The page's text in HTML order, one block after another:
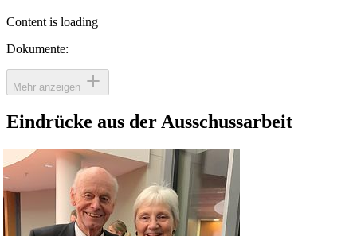
Content is loading
Dokumente:
Mehr anzeigen
Eindrücke aus der Ausschussarbeit